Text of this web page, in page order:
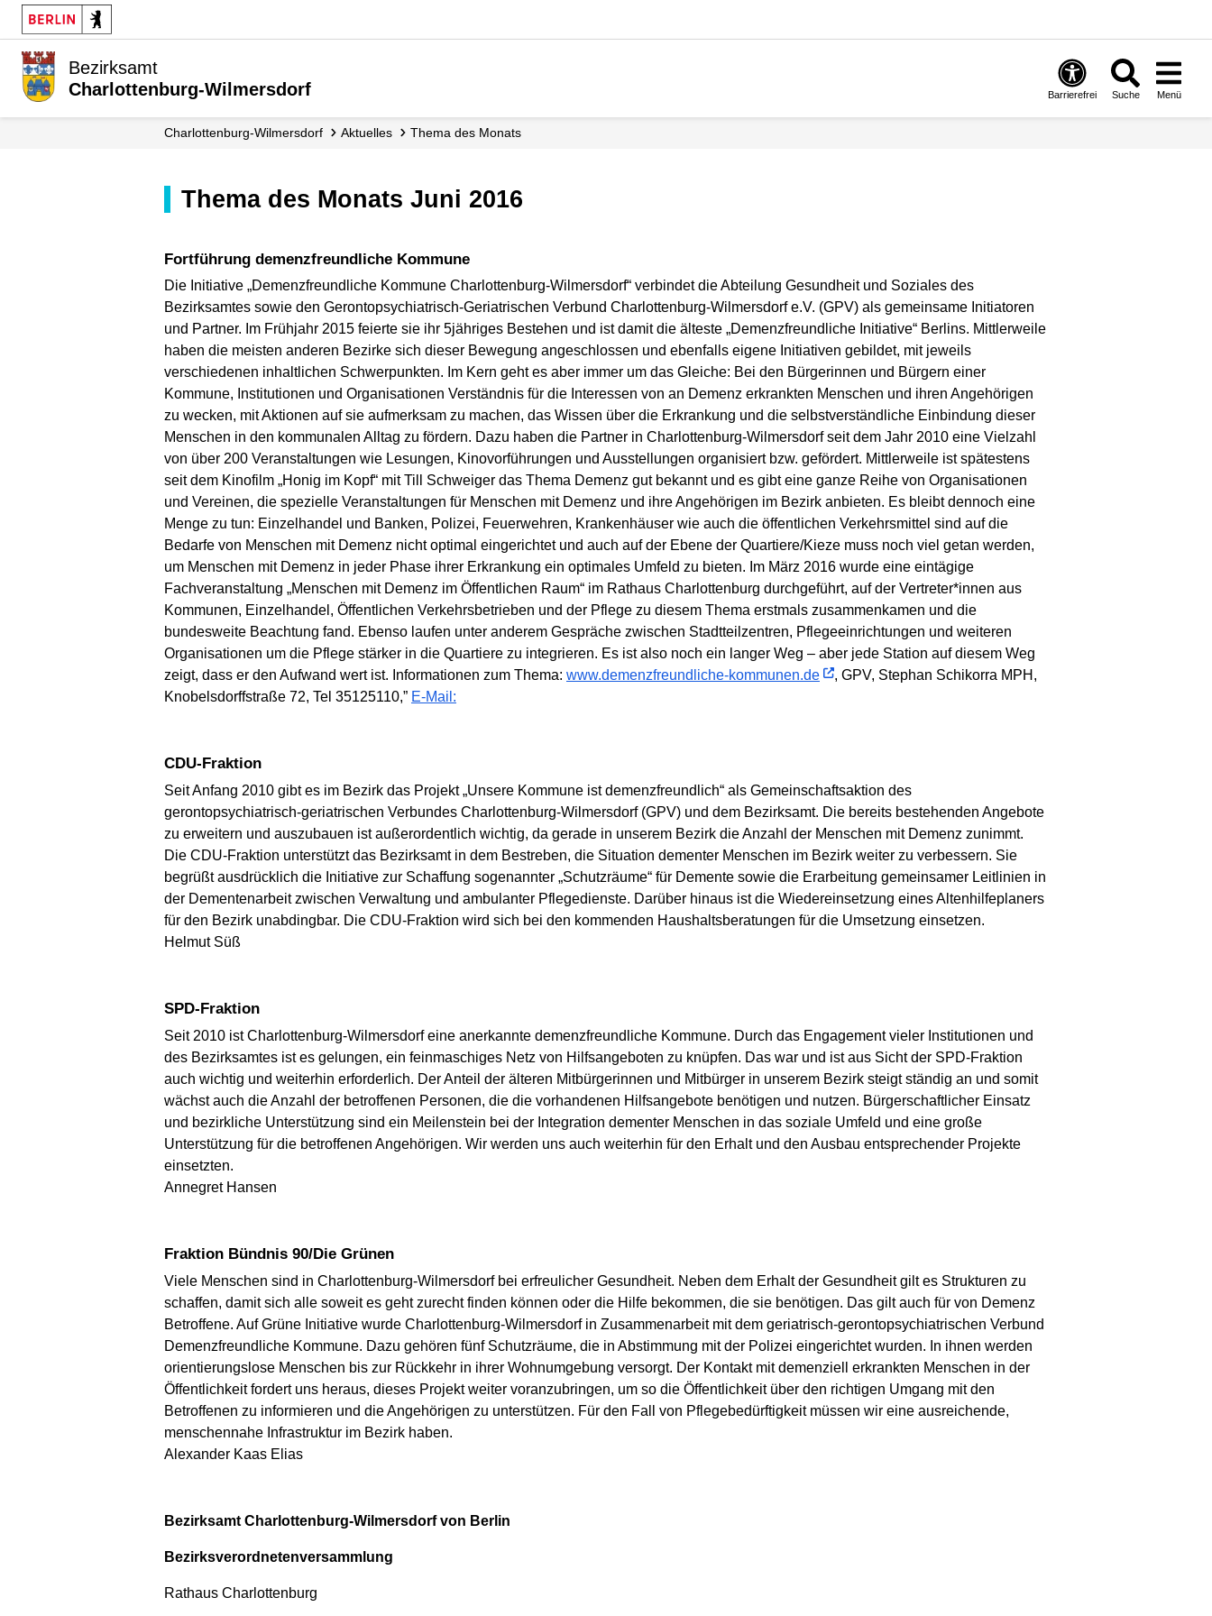
Bezirksamt
Charlottenburg-Wilmersdorf
Barrierefrei Suche Menü
Charlottenburg-Wilmersdorf Aktuelles Thema des Monats
Thema des Monats Juni 2016
Fortführung demenzfreundliche Kommune
Die Initiative „Demenzfreundliche Kommune Charlottenburg-Wilmersdorf“ verbindet die Abteilung Gesundheit und Soziales des
Bezirksamtes sowie den Gerontopsychiatrisch-Geriatrischen Verbund Charlottenburg-Wilmersdorf e.V. (GPV) als gemeinsame Initiatoren
und Partner. Im Frühjahr 2015 feierte sie ihr 5jähriges Bestehen und ist damit die älteste „Demenzfreundliche Initiative“ Berlins. Mittlerweile
haben die meisten anderen Bezirke sich dieser Bewegung angeschlossen und ebenfalls eigene Initiativen gebildet, mit jeweils
verschiedenen inhaltlichen Schwerpunkten. Im Kern geht es aber immer um das Gleiche: Bei den Bürgerinnen und Bürgern einer
Kommune, Institutionen und Organisationen Verständnis für die Interessen von an Demenz erkrankten Menschen und ihren Angehörigen
zu wecken, mit Aktionen auf sie aufmerksam zu machen, das Wissen über die Erkrankung und die selbstverständliche Einbindung dieser
Menschen in den kommunalen Alltag zu fördern. Dazu haben die Partner in Charlottenburg-Wilmersdorf seit dem Jahr 2010 eine Vielzahl
von über 200 Veranstaltungen wie Lesungen, Kinovorführungen und Ausstellungen organisiert bzw. gefördert. Mittlerweile ist spätestens
seit dem Kinofilm „Honig im Kopf“ mit Till Schweiger das Thema Demenz gut bekannt und es gibt eine ganze Reihe von Organisationen
und Vereinen, die spezielle Veranstaltungen für Menschen mit Demenz und ihre Angehörigen im Bezirk anbieten. Es bleibt dennoch eine
Menge zu tun: Einzelhandel und Banken, Polizei, Feuerwehren, Krankenhäuser wie auch die öffentlichen Verkehrsmittel sind auf die
Bedarfe von Menschen mit Demenz nicht optimal eingerichtet und auch auf der Ebene der Quartiere/Kieze muss noch viel getan werden,
um Menschen mit Demenz in jeder Phase ihrer Erkrankung ein optimales Umfeld zu bieten. Im März 2016 wurde eine eintägige
Fachveranstaltung „Menschen mit Demenz im Öffentlichen Raum“ im Rathaus Charlottenburg durchgeführt, auf der Vertreter*innen aus
Kommunen, Einzelhandel, Öffentlichen Verkehrsbetrieben und der Pflege zu diesem Thema erstmals zusammenkamen und die
bundesweite Beachtung fand. Ebenso laufen unter anderem Gespräche zwischen Stadtteilzentren, Pflegeeinrichtungen und weiteren
Organisationen um die Pflege stärker in die Quartiere zu integrieren. Es ist also noch ein langer Weg – aber jede Station auf diesem Weg
zeigt, dass er den Aufwand wert ist. Informationen zum Thema: www.demenzfreundliche-kommunen.de
, GPV, Stephan Schikorra MPH,
Knobelsdorffstraße 72, Tel 35125110,” E-Mail:
CDU-Fraktion
Seit Anfang 2010 gibt es im Bezirk das Projekt „Unsere Kommune ist demenzfreundlich“ als Gemeinschaftsaktion des
gerontopsychiatrisch-geriatrischen Verbundes Charlottenburg-Wilmersdorf (GPV) und dem Bezirksamt. Die bereits bestehenden Angebote
zu erweitern und auszubauen ist außerordentlich wichtig, da gerade in unserem Bezirk die Anzahl der Menschen mit Demenz zunimmt.
Die CDU-Fraktion unterstützt das Bezirksamt in dem Bestreben, die Situation dementer Menschen im Bezirk weiter zu verbessern. Sie
begrüßt ausdrücklich die Initiative zur Schaffung sogenannter „Schutzräume“ für Demente sowie die Erarbeitung gemeinsamer Leitlinien in
der Dementenarbeit zwischen Verwaltung und ambulanter Pflegedienste. Darüber hinaus ist die Wiedereinsetzung eines Altenhilfeplaners
für den Bezirk unabdingbar. Die CDU-Fraktion wird sich bei den kommenden Haushaltsberatungen für die Umsetzung einsetzen.
Helmut Süß
SPD-Fraktion
Seit 2010 ist Charlottenburg-Wilmersdorf eine anerkannte demenzfreundliche Kommune. Durch das Engagement vieler Institutionen und
des Bezirksamtes ist es gelungen, ein feinmaschiges Netz von Hilfsangeboten zu knüpfen. Das war und ist aus Sicht der SPD-Fraktion
auch wichtig und weiterhin erforderlich. Der Anteil der älteren Mitbürgerinnen und Mitbürger in unserem Bezirk steigt ständig an und somit
wächst auch die Anzahl der betroffenen Personen, die die vorhandenen Hilfsangebote benötigen und nutzen. Bürgerschaftlicher Einsatz
und bezirkliche Unterstützung sind ein Meilenstein bei der Integration dementer Menschen in das soziale Umfeld und eine große
Unterstützung für die betroffenen Angehörigen. Wir werden uns auch weiterhin für den Erhalt und den Ausbau entsprechender Projekte
einsetzten.
Annegret Hansen
Fraktion Bündnis 90/Die Grünen
Viele Menschen sind in Charlottenburg-Wilmersdorf bei erfreulicher Gesundheit. Neben dem Erhalt der Gesundheit gilt es Strukturen zu
schaffen, damit sich alle soweit es geht zurecht finden können oder die Hilfe bekommen, die sie benötigen. Das gilt auch für von Demenz
Betroffene. Auf Grüne Initiative wurde Charlottenburg-Wilmersdorf in Zusammenarbeit mit dem geriatrisch-gerontopsychiatrischen Verbund
Demenzfreundliche Kommune. Dazu gehören fünf Schutzräume, die in Abstimmung mit der Polizei eingerichtet wurden. In ihnen werden
orientierungslose Menschen bis zur Rückkehr in ihrer Wohnumgebung versorgt. Der Kontakt mit demenziell erkrankten Menschen in der
Öffentlichkeit fordert uns heraus, dieses Projekt weiter voranzubringen, um so die Öffentlichkeit über den richtigen Umgang mit den
Betroffenen zu informieren und die Angehörigen zu unterstützen. Für den Fall von Pflegebedürftigkeit müssen wir eine ausreichende,
menschennahe Infrastruktur im Bezirk haben.
Alexander Kaas Elias
Bezirksamt Charlottenburg-Wilmersdorf von Berlin
Bezirksverordnetenversammlung
Rathaus Charlottenburg